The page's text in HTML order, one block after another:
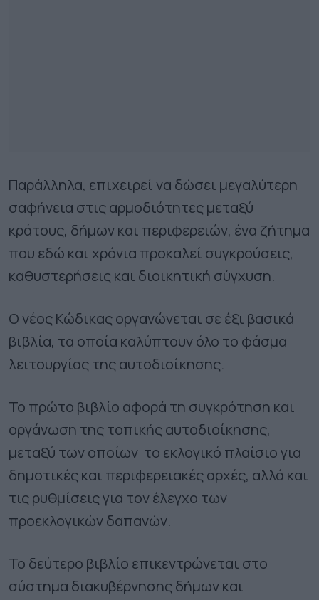
Παράλληλα, επιχειρεί να δώσει μεγαλύτερη
σαφήνεια στις αρμοδιότητες μεταξύ
κράτους, δήμων και περιφερειών, ένα ζήτημα
που εδώ και χρόνια προκαλεί συγκρούσεις,
καθυστερήσεις και διοικητική σύγχυση.
Ο νέος Κώδικας οργανώνεται σε έξι βασικά
βιβλία, τα οποία καλύπτουν όλο το φάσμα
λειτουργίας της αυτοδιοίκησης.
Το πρώτο βιβλίο αφορά τη συγκρότηση και
οργάνωση της τοπικής αυτοδιοίκησης,
μεταξύ των οποίων το εκλογικό πλαίσιο για
δημοτικές και περιφερειακές αρχές, αλλά και
τις ρυθμίσεις για τον έλεγχο των
προεκλογικών δαπανών.
Το δεύτερο βιβλίο επικεντρώνεται στο
σύστημα διακυβέρνησης δήμων και